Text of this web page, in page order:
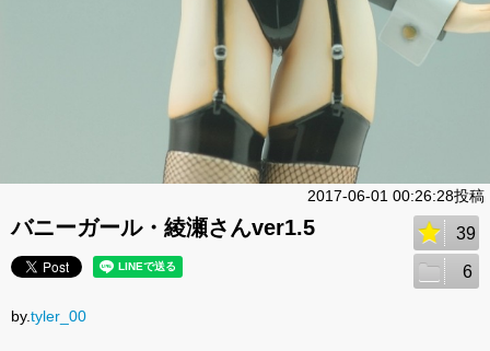
2017-06-01 00:26:28投稿
バニーガール・綾瀬さんver1.5 39
6
by.tyler_00